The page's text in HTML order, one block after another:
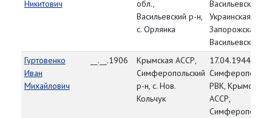
Никитович
обл.,
Васильевский р-н,
с. Орлянка
Васильевский
Украинская ССР,
Запорожская
Васильевский р-
Гуртовенко
Иван
Михайлович
__.__.1906
Крымская АССР,
Симферопольский
р-н, с. Нов.
Кольчук
17.04.1944,
РВК, Крымская
АССР,